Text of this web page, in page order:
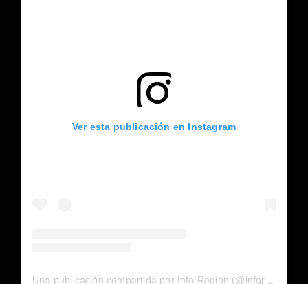
Ver esta publicación en Instagram